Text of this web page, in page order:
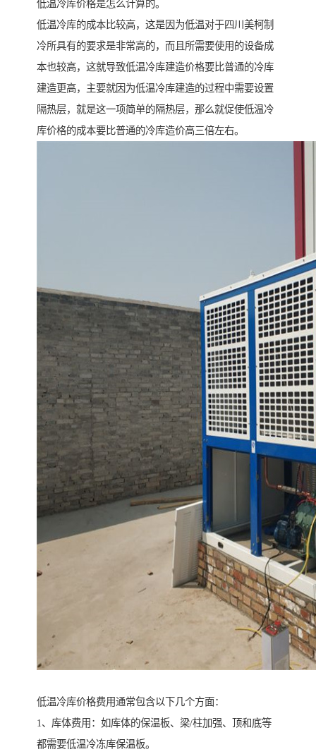
低温冷库价格是怎么计算的。
低温冷库的成本比较高，这是因为低温对于四川美柯制
冷所具有的要求是非常高的，而且所需要使用的设备成
本也较高，这就导致低温冷库建造价格要比普通的冷库
建造更高，主要就因为低温冷库建造的过程中需要设置
隔热层，就是这一项简单的隔热层，那么就促使低温冷
库价格的成本要比普通的冷库造价高三倍左右。
低温冷库价格费用通常包含以下几个方面：
1、库体费用：如库体的保温板、梁/柱加强、顶和底等
都需要低温冷冻库保温板。